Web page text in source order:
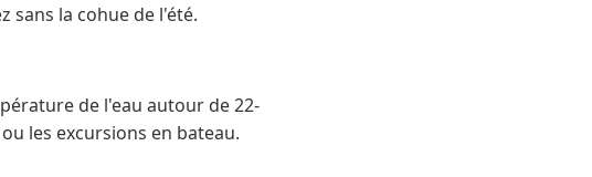
sans la cohue de l'été.
de l'eau autour de 22-
les excursions en bateau.